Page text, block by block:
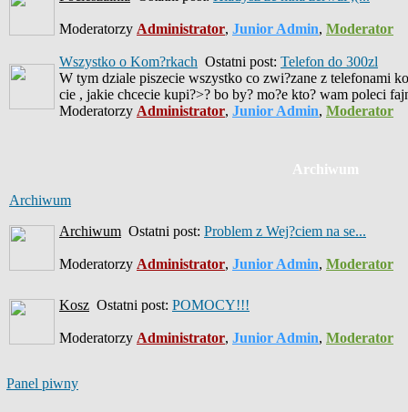
Moderatorzy Administrator, Junior Admin, Moderator
Wszystko o Kom?rkach Ostatni post: Telefon do 300zl
W tym dziale piszecie wszystko co zwi?zane z telefonami
cie , jakie chcecie kupi?>? bo by? mo?e kto? wam poleci
Moderatorzy Administrator, Junior Admin, Moderator
Archiwum
Archiwum
Archiwum Ostatni post: Problem z Wej?ciem na se...
Moderatorzy Administrator, Junior Admin, Moderator
Kosz Ostatni post: POMOCY!!!
Moderatorzy Administrator, Junior Admin, Moderator
Panel piwny